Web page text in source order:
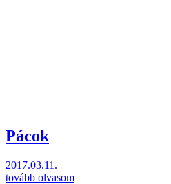
Pácok
2017.03.11.
tovább olvasom